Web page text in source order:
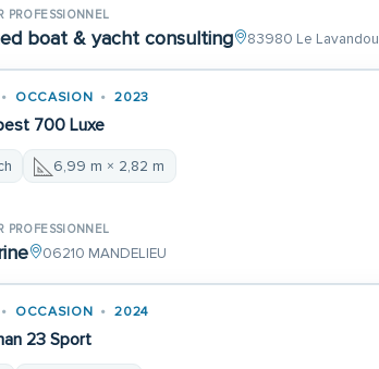
PROFESSIONNEL
boat & yacht consulting 83980 Le Lavandou
OCCASION 2023
700 Luxe
6,99 m × 2,82 m
PROFESSIONNEL
06210 MANDELIEU
OCCASION 2024
23 Sport